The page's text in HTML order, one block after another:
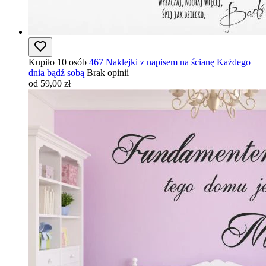
Kupiło 10 osób 467 Naklejki z napisem na ścianę Każdego
dnia bądź sobą Brak opinii
od 59,00 zł